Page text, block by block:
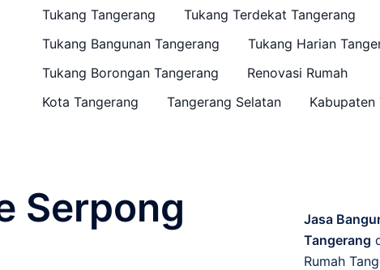
Tukang Tangerang
Tukang Terdekat Tangerang
Tukang Bangunan Tangerang
Tukang Harian
Tukang Borongan Tangerang
Renovasi Rumah
Kota Tangerang
Tangerang Selatan Kabupaten
Serpong
Jasa
Tangerang
Rumah